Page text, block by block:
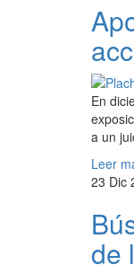
En
a un
Leer
23 Dic
de